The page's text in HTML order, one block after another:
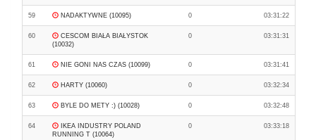
59 NADAKTYWNE (10095) 0 03:31:22
60
CESCOM BIAŁA BIAŁYSTOK
(10032)
0 03:31:31
61 NIE GONI NAS CZAS (10099) 0 03:31:41
62 HARTY (10060) 0 03:32:34
63 BYLE DO METY :) (10028) 0 03:32:48
64
IKEA INDUSTRY POLAND
RUNNING T (10064)
0 03:33:18